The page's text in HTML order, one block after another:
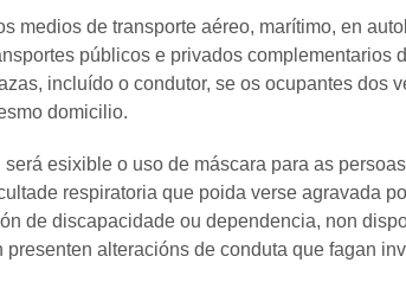
medios de transporte aéreo, marítimo, en
públicos e privados complementarios
incluído o condutor, se os ocupantes dos
domicilio.
será esixible o uso de máscara para as
respiratoria que poida verse agravada
de discapacidade ou dependencia, non
presenten alteracións de conduta que fagan